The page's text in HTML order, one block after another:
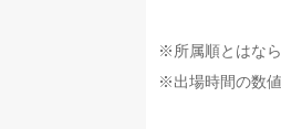
※所属順とはなら
※出場時間の数